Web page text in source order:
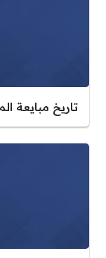
تاريخ مبايعة